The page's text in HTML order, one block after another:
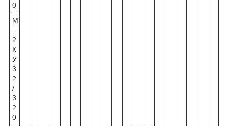
0
М
-
2
К
У
3
2
/
3
2
0